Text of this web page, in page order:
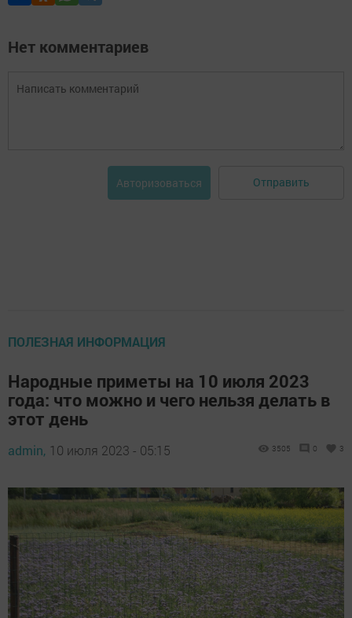
Нет комментариев
Авторизоваться Отправить
ПОЛЕЗНАЯ ИНФОРМАЦИЯ
Народные приметы на 10 июля 2023
года: что можно и чего нельзя делать в
этот день
admin, 10 июля 2023 - 05:15 3505 0 3